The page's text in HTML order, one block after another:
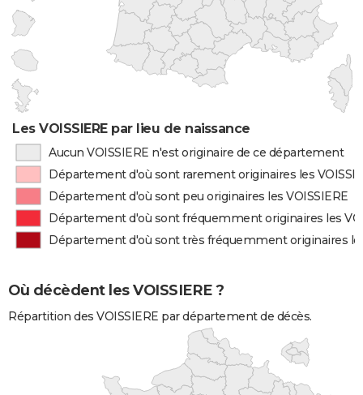
Les VOISSIERE par lieu de naissance
Aucun VOISSIERE n'est originaire de ce département
Département d'où sont rarement originaires les
Département d'où sont peu originaires les VOISSIERE
Département d'où sont fréquemment originaires les
Département d'où sont très fréquemment originaires
Où décèdent les VOISSIERE ?
Répartition des VOISSIERE par département de décès.